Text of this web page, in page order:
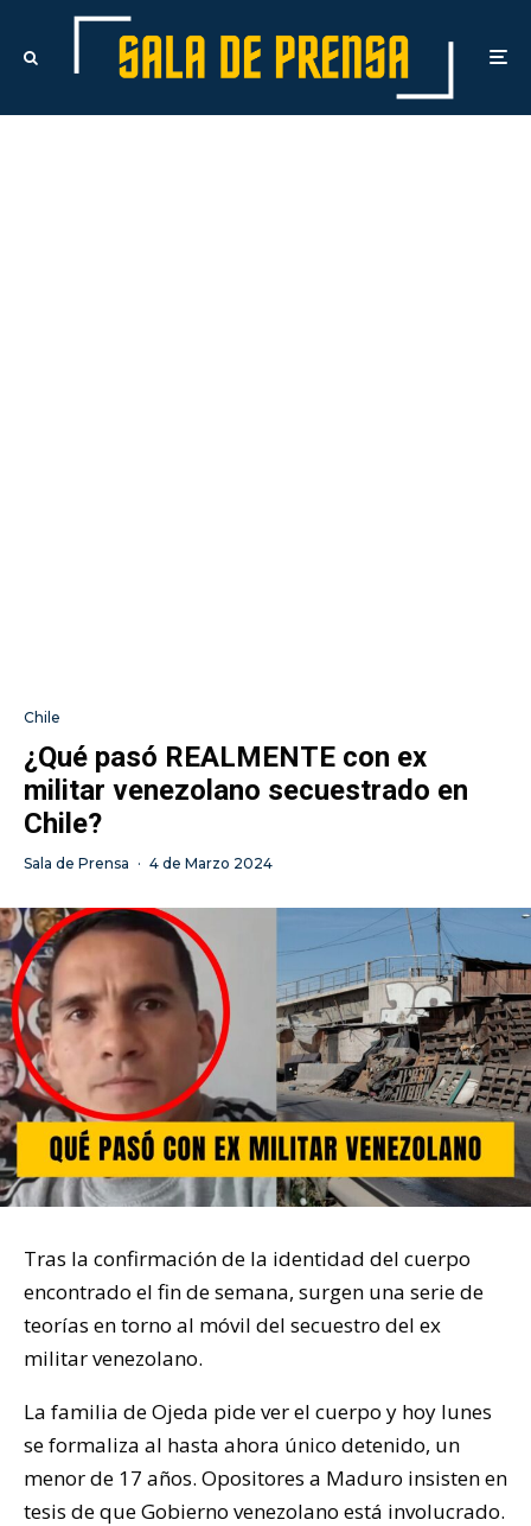
Chile
¿Qué pasó REALMENTE con ex
militar venezolano secuestrado en
Chile?
Sala de Prensa · 4 de Marzo 2024
Tras la confirmación de la identidad del cuerpo
encontrado el fin de semana, surgen una serie de
teorías en torno al móvil del secuestro del ex
militar venezolano.
La familia de Ojeda pide ver el cuerpo y hoy lunes
se formaliza al hasta ahora único detenido, un
menor de 17 años. Opositores a Maduro insisten en
tesis de que Gobierno venezolano está involucrado.